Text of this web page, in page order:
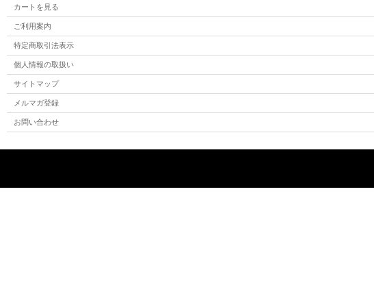
カートを見る
ご利用案内
特定商取引法表示
個人情報の取扱い
サイトマップ
メルマガ登録
お問い合わせ